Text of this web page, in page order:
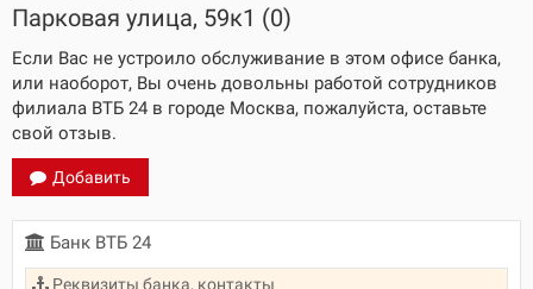
Парковая улица, 59к1 (0)
Если Вас не устроило обслуживание в этом офисе банка,
или наоборот, Вы очень довольны работой сотрудников
филиала ВТБ 24 в городе Москва, пожалуйста, оставьте
свой отзыв.
Добавить
Банк ВТБ 24
Реквизиты банка, контакты